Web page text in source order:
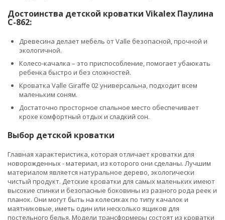
Достоинства детской кроватки Vikalex Паулина
С-862:
Древесина делает мебель от Valle безопасной, прочной и
экологичной.
Колесо-качалка – это приспособление, помогает убаюкать
ребенка быстро и без сложностей.
Кроватка Valle Giraffe 02 универсальна, подходит всем
маленьким соням.
Достаточно просторное спальное место обеспечивает
крохе комфортный отдых и сладкий сон.
Выбор детской кроватки
Главная характеристика, которая отличает кроватки для
новорожденных - материал, из которого они сделаны. Лучшим
материалом является натуральное дерево, экологически
чистый продукт. Детские кроватки для самых маленьких имеют
высокие спинки и безопасные боковины из разного рода реек и
планок. Они могут быть на колесиках по типу качалок и
маятниковые, иметь один или несколько ящиков для
постельного белья. Модели трансформеры состоят из кроватки